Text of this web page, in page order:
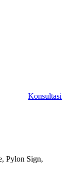
Pylon Sign,